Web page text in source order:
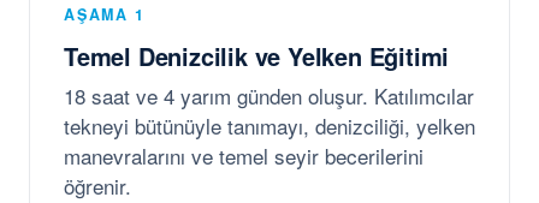
AŞAMA 1
Temel Denizcilik ve Yelken Eğitimi
18 saat ve 4 yarım günden oluşur. Katılımcılar
tekneyi bütünüyle tanımayı, denizciliği, yelken
manevralarını ve temel seyir becerilerini
öğrenir.